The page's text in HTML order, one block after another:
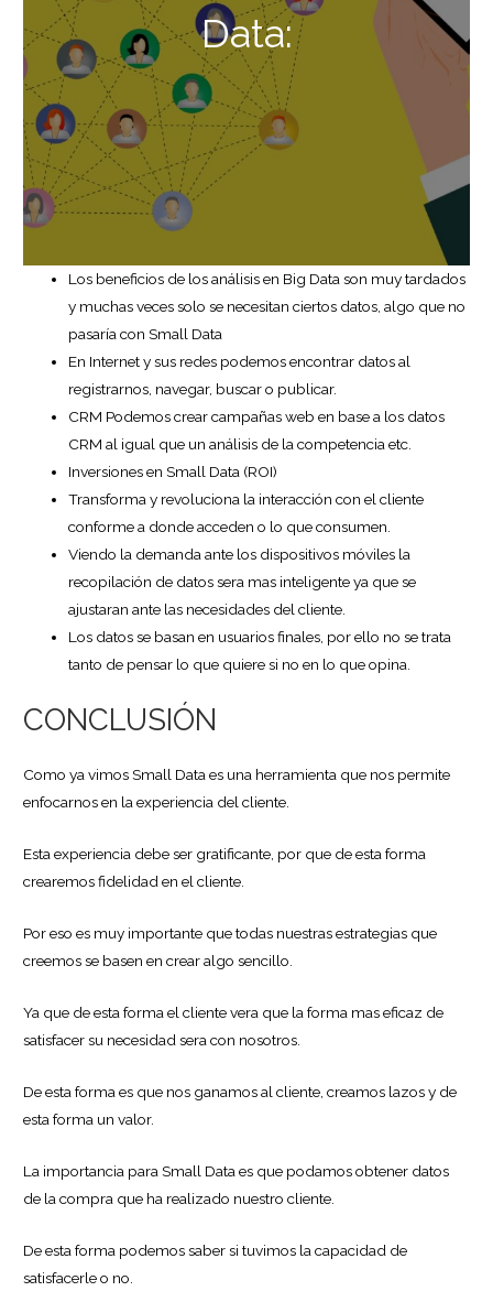
Data:
Los beneficios de los análisis en Big Data son muy tardados
y muchas veces solo se necesitan ciertos datos, algo que no
pasaría con Small Data
En Internet y sus redes podemos encontrar datos al
registrarnos, navegar, buscar o publicar.
CRM Podemos crear campañas web en base a los datos
CRM al igual que un análisis de la competencia etc.
Inversiones en Small Data (ROI)
Transforma y revoluciona la interacción con el cliente
conforme a donde acceden o lo que consumen.
Viendo la demanda ante los dispositivos móviles la
recopilación de datos sera mas inteligente ya que se
ajustaran ante las necesidades del cliente.
Los datos se basan en usuarios finales, por ello no se trata
tanto de pensar lo que quiere si no en lo que opina.
CONCLUSIÓN
Como ya vimos Small Data es una herramienta que nos permite
enfocarnos en la experiencia del cliente.
Esta experiencia debe ser gratificante, por que de esta forma
crearemos fidelidad en el cliente.
Por eso es muy importante que todas nuestras estrategias que
creemos se basen en crear algo sencillo.
Ya que de esta forma el cliente vera que la forma mas eficaz de
satisfacer su necesidad sera con nosotros.
De esta forma es que nos ganamos al cliente, creamos lazos y de
esta forma un valor.
La importancia para Small Data es que podamos obtener datos
de la compra que ha realizado nuestro cliente.
De esta forma podemos saber si tuvimos la capacidad de
satisfacerle o no.